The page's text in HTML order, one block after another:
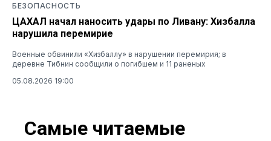
БЕЗОПАСНОСТЬ
ЦАХАЛ начал наносить удары по Ливану: Хизбалла
нарушила перемирие
Военные обвинили «Хизбаллу» в нарушении перемирия; в
деревне Тибнин сообщили о погибшем и 11 раненых
05.08.2026 19:00
Самые читаемые